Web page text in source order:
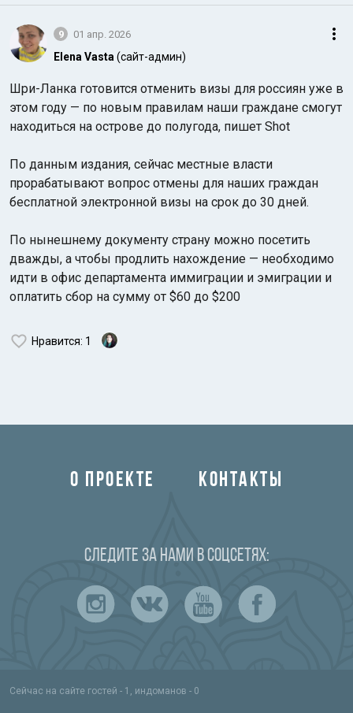
9 01 апр. 2026
Elena Vasta (сайт-админ)
Шри-Ланка готовится отменить визы для россиян уже в
этом году — по новым правилам наши граждане смогут
находиться на острове до полугода, пишет Shot
По данным издания, сейчас местные власти
прорабатывают вопрос отмены для наших граждан
бесплатной электронной визы на срок до 30 дней.
По нынешнему документу страну можно посетить
дважды, а чтобы продлить нахождение — необходимо
идти в офис департамента иммиграции и эмиграции и
оплатить сбор на сумму от $60 до $200
Нравится: 1
О ПРОЕКТЕ КОНТАКТЫ
Следите за нами в соцсетях:
Сейчас на сайте гостей - 1, индоманов - 0